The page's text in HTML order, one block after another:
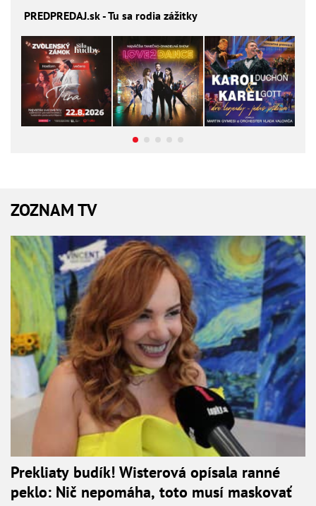
PREDPREDAJ.sk - Tu sa rodia zážitky
ZOZNAM TV
Prekliaty budík! Wisterová opísala ranné
peklo: Nič nepomáha, toto musí maskovať